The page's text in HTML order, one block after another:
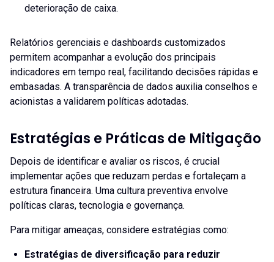
deterioração de caixa.
Relatórios gerenciais e dashboards customizados
permitem acompanhar a evolução dos principais
indicadores em tempo real, facilitando decisões rápidas e
embasadas. A transparência de dados auxilia conselhos e
acionistas a validarem políticas adotadas.
Estratégias e Práticas de Mitigação
Depois de identificar e avaliar os riscos, é crucial
implementar ações que reduzam perdas e fortaleçam a
estrutura financeira. Uma cultura preventiva envolve
políticas claras, tecnologia e governança.
Para mitigar ameaças, considere estratégias como:
Estratégias de diversificação para reduzir